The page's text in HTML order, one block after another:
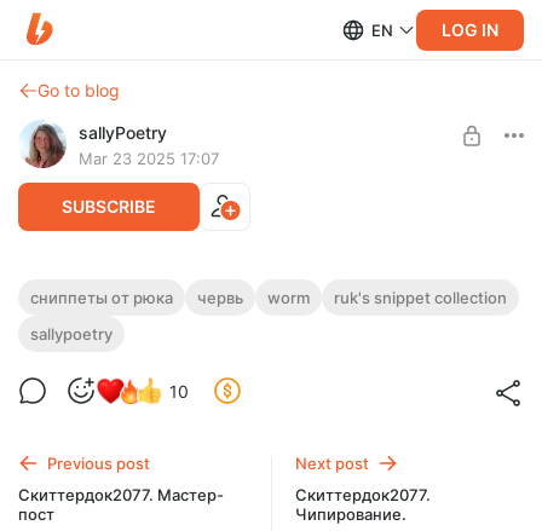
EN LOG IN
Go to blog
sallyPoetry
Mar 23 2025 17:07
SUBSCRIBE
Сниппеты от Рюка. Величайший Ум
Нашего Времени (Лютор!Тейлор) (Часть
Сниппеты от Рюка. Величайший Ум Нашего Времени (Часть
сниппеты от рюка червь worm
ruk's snippet collection
sallypoetry
10
Previous post
Скиттердок2077. Мастер-
пост
Next post
Скиттердок2077.
Чипирование.